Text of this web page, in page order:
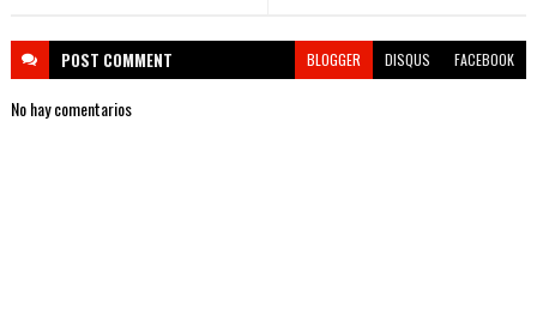
POST COMMENT BLOGGER DISQUS FACEBOOK
No hay comentarios